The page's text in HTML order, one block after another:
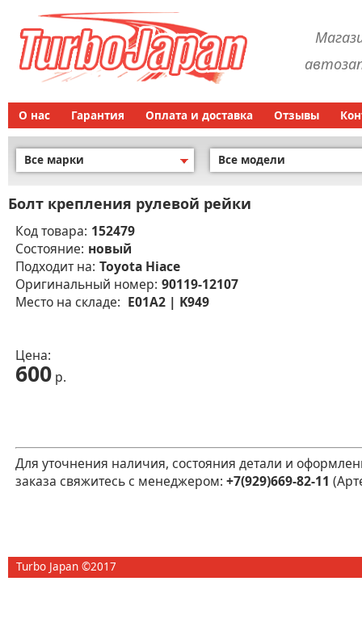
О нас Гарантия Оплата и доставка Отзывы
Все марки Все модели
Болт крепления рулевой рейки
Код товара: 152479
Состояние: новый
Подходит на: Toyota Hiace
Оригинальный номер: 90119-12107
Место на складе: E01A2 | K949
Цена:
600 р.
Для уточнения наличия, состояния детали и
заказа свяжитесь с менеджером: +7(929)669-82-11
Turbo Japan ©2017